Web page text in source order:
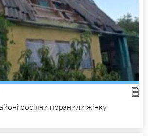
росіяни поранили жінку